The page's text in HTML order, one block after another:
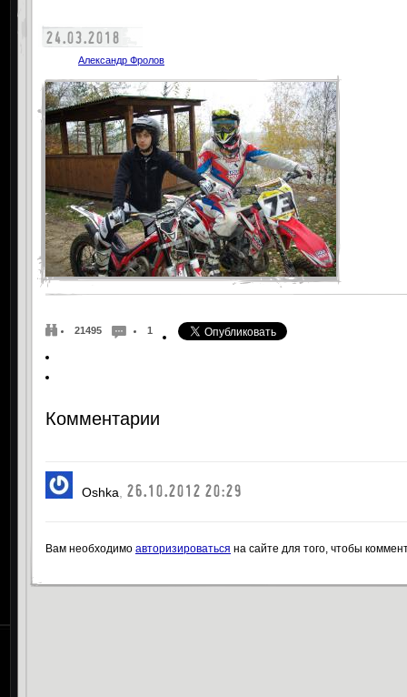
24.03.2018
Александр Фролов
21495 1
Комментарии
Oshka 26.10.2012 20:29
Вам необходимо авторизироваться на сайте для того, чтобы